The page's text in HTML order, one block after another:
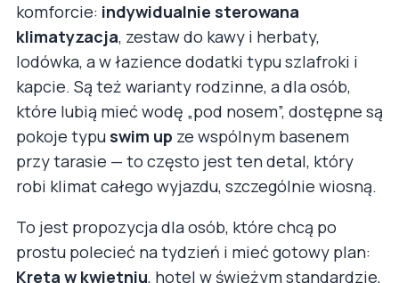
komforcie: indywidualnie sterowana
klimatyzacja, zestaw do kawy i herbaty,
lodówka, a w łazience dodatki typu szlafroki i
kapcie. Są też warianty rodzinne, a dla osób,
które lubią mieć wodę „pod nosem”, dostępne są
pokoje typu swim up ze wspólnym basenem
przy tarasie — to często jest ten detal, który
robi klimat całego wyjazdu, szczególnie wiosną.
To jest propozycja dla osób, które chcą po
prostu polecieć na tydzień i mieć gotowy plan:
Kreta w kwietniu, hotel w świeżym standardzie,